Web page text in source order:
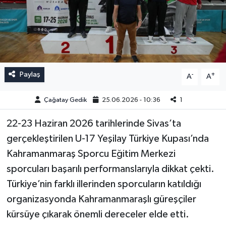
Paylaş A- A+
Çağatay Gedik 25.06.2026 - 10:36 1
22-23 Haziran 2026 tarihlerinde Sivas’ta
gerçekleştirilen U-17 Yeşilay Türkiye Kupası’nda
Kahramanmaraş Sporcu Eğitim Merkezi
sporcuları başarılı performanslarıyla dikkat çekti.
Türkiye’nin farklı illerinden sporcuların katıldığı
organizasyonda Kahramanmaraşlı güreşçiler
kürsüye çıkarak önemli dereceler elde etti.